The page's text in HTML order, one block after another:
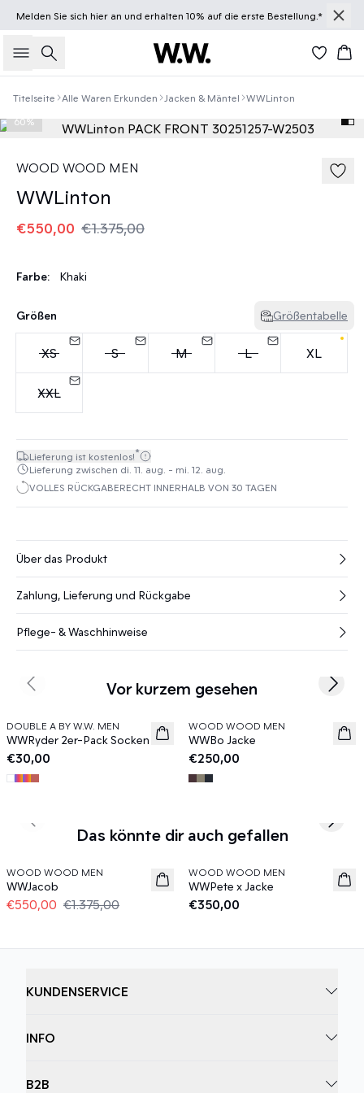
Melden Sie sich hieran und erhalten 10% auf die erste Bestellung.*
Suche
Titelseite Alle Waren Erkunden Jacken & Mäntel WWLinton
60%
WOOD WOOD MEN
WWLinton
€550,00 €1.375,00
Farbe: Khaki
Größen Größentabelle
XS S M L XL
XXL
Lieferung ist kostenlos!*
Lieferung zwischen di. 11. aug. - mi. 12. aug.
VOLLES RÜCKGABERECHT INNERHALB VON 30 TAGEN
Über das Produkt
Zahlung, Lieferung und Rückgabe
Pflege- & Waschhinweise
Vor kurzem gesehen
News
DOUBLE A BY W.W. MEN
WWRyder 2er-Pack Socken
€30,00
News
WOOD WOOD MEN
WWBo Jacke
€250,00
Previous slide Next
Das könnte dir auch gefallen
WOOD WOOD MEN
WWJacob
€550,00 €1.375,00
News
WOOD WOOD MEN
WWPete x Jacke
€350,00
Previous slide Next
KUNDENSERVICE
INFO
B2B